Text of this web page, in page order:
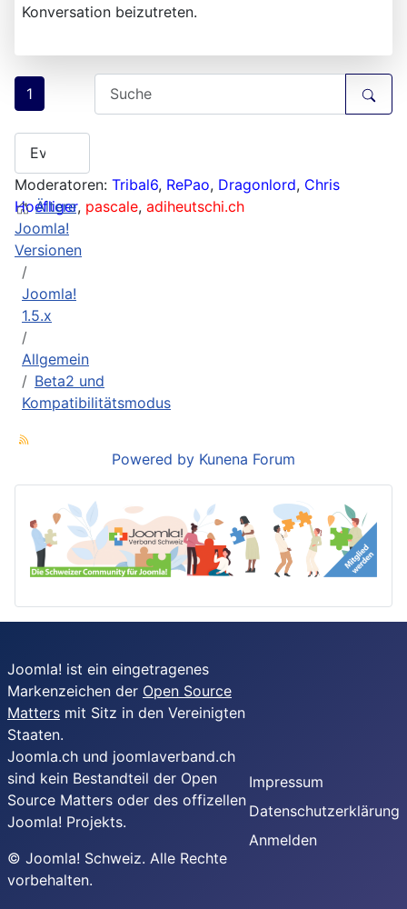
Konversation beizutreten.
1
Moderatoren: Tribal6, RePao, Dragonlord, Chris
Hoefliger, pascale, adiheutschi.ch
Ältere
Joomla!
Versionen
Joomla!
1.5.x
Allgemein
Beta2 und
Kompatibilitätsmodus
Powered by Kunena Forum
Joomla! ist ein eingetragenes
Markenzeichen der Open Source
Matters mit Sitz in den Vereinigten
Staaten.
Joomla.ch und joomlaverband.ch
sind kein Bestandteil der Open
Source Matters oder des offizellen
Joomla! Projekts.
© Joomla! Schweiz. Alle Rechte
vorbehalten.
Impressum
Datenschutzerklärung
Anmelden